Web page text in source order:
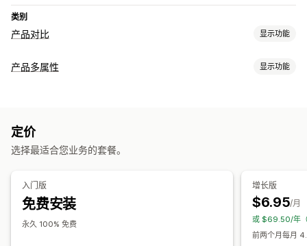
类别
产品对比 显示功能
对比工具
展示选项
拖放式编辑器 表格布局
产品页面
产品多属性 显示功能
自定义 CSS
多属性显示
定价
选择最适合您业务的套餐。
入门版
免费安装
永久 100% 免费
增长版
$6.95/月
或 $69.50/年
前两个月每月